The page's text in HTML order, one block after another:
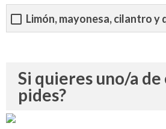
Limón, mayonesa, cilantro y
Si quieres uno/a de
pides?